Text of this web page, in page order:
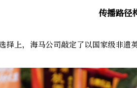
传播路径
择上，海马公司敲定了以国家级非遗